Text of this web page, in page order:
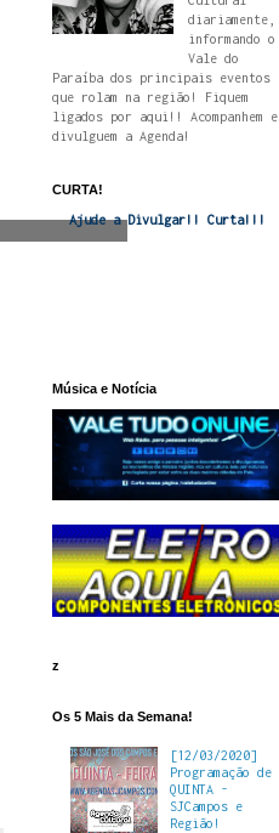
diariamente,
informando o
Vale do
Paraíba dos principais eventos
que rolam na região! Fiquem
ligados por aqui!! Acompanhem e
divulguem a Agenda!
CURTA!
Ajude a Divulgar!! Curta!!!
Música e Notícia
z
Os 5 Mais da Semana!
[12/03/2020]
Programação de
QUINTA -
SJCampos e
Região!